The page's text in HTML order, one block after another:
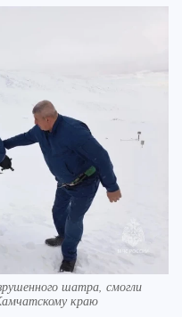
шатра, смогли
краю